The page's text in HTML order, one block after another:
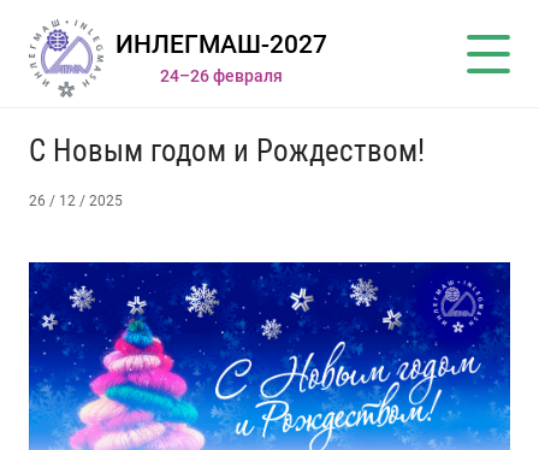
ИНЛЕГМАШ-2027
24–26 февраля
С Новым годом и Рождеством!
26 / 12 / 2025